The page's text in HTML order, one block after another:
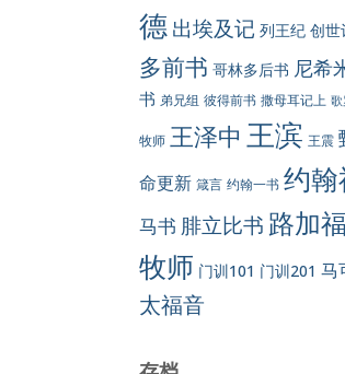
德 出埃及记 列王纪 创世
多前书 哥林多后书 尼希
书 弟兄组 彼得前书 撒母耳记上 歌
牧师 王泽中 王滨 王震
命更新 箴言 约翰一书 约
马书 腓立比书 路加
牧师 门训101 门训201 马
太福音